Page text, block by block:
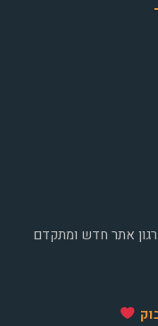
אתר חדש ומתקדם